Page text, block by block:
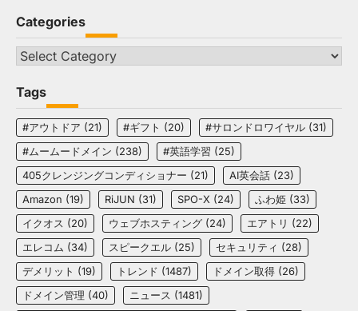
Categories
Categories
Tags
#アウトドア (21) #ギフト (20) #サロンドロワイヤル (31)
#ムームードメイン (238) #英語学習 (25)
405クレンジングコンディショナー (21) AI英会話 (23)
Amazon (19) RiJUN (31) SPO-X (24) ふわ姫 (33)
イクオス (20) ウェブホスティング (24) エアトリ (22)
エレコム (34) スピークエル (25) セキュリティ (28)
デメリット (19) トレンド (1487) ドメイン取得 (26)
ドメイン管理 (40) ニュース (1481)